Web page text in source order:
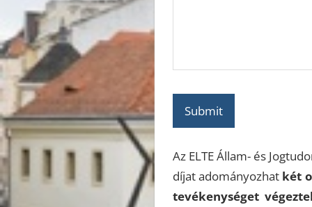
Submit
Az ELTE Állam- és
díjat adományozhat két
tevékenységet